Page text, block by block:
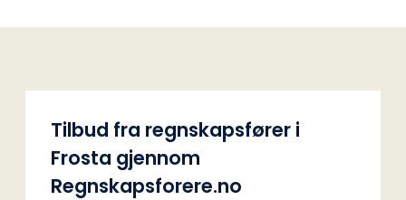
Tilbud fra regnskapsfører i
Frosta gjennom
Regnskapsforere.no